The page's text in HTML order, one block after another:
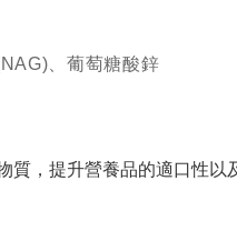
、葡萄糖酸鋅
，提升營養品的適口性以